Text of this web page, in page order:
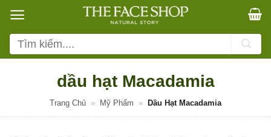
qua
nội
dung
Tìm
kiếm:
dầu hạt Macadamia
Trang Chủ » Mỹ Phẩm » Dầu Hạt Macadamia